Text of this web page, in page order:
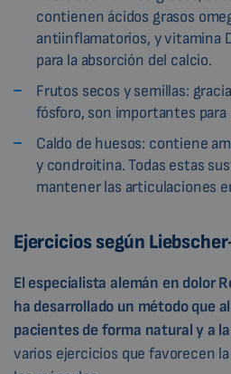
contienen ácidos grasos
antiinflamatorios, y vitamina
para la absorción del calcio.
Frutos secos y semillas:
fósforo, son importantes para
Caldo de huesos: contiene
y condroitina. Todas estas
mantener las articulaciones
Ejercicios según
El especialista alemán en dolor
ha desarrollado un método que
pacientes de forma natural y a
varios ejercicios que favorecen